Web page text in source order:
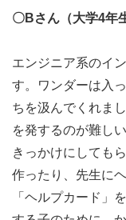
〇Bさん（大学4年
エンジニア系のイ
す。ワンダーは入
ちを汲んでくれま
を発するのが難し
きっかけにしても
作ったり、先生に
「ヘルプカード」